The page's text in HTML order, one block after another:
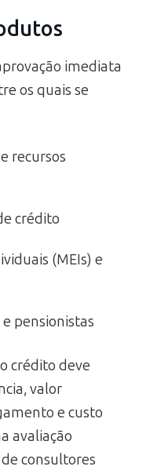
imediata
os quais se
recursos
crédito
(MEIs) e
pensionistas
crédito deve
valor
e custo
avaliação
consultores